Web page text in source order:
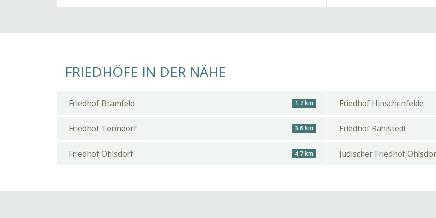
FRIEDHÖFE IN DER NÄHE
Friedhof Bramfeld 1.7 km Friedhof Hinschenfelde
Friedhof Tonndorf 3.6 km Friedhof Rahlstedt
Friedhof Ohlsdorf 4.7 km Jüdischer Friedhof